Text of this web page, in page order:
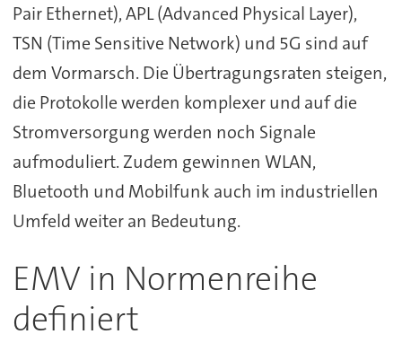
Pair Ethernet), APL (Advanced Physical Layer),
TSN (Time Sensitive Network) und 5G sind auf
dem Vormarsch. Die Übertragungsraten steigen,
die Protokolle werden komplexer und auf die
Stromversorgung werden noch Signale
aufmoduliert. Zudem gewinnen WLAN,
Bluetooth und Mobilfunk auch im industriellen
Umfeld weiter an Bedeutung.
EMV in Normenreihe
definiert